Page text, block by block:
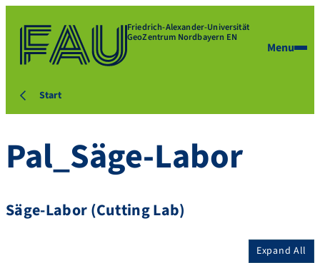
Friedrich-Alexander-Universität
GeoZentrum Nordbayern EN
Menu
Start
Pal_Säge-Labor
Säge-Labor (Cutting Lab)
Expand All